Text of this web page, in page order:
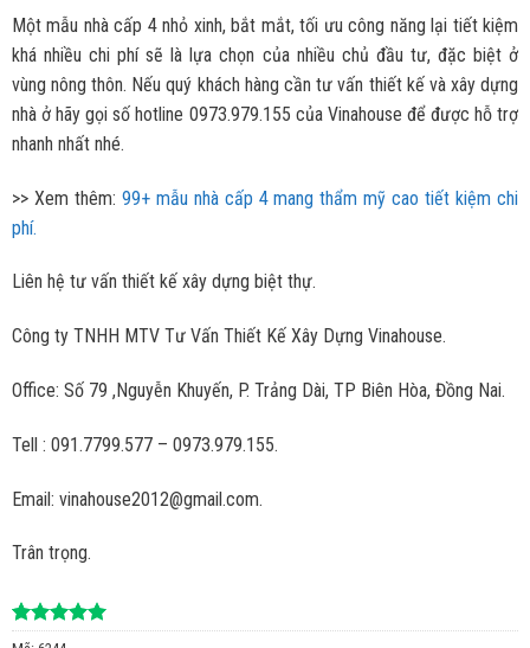
Một mẫu nhà cấp 4 nhỏ xinh, bắt mắt, tối ưu công năng lại tiết kiệm
khá nhiều chi phí sẽ là lựa chọn của nhiều chủ đầu tư, đặc biệt ở
vùng nông thôn. Nếu quý khách hàng cần tư vấn thiết kế và xây dựng
nhà ở hãy gọi số hotline 0973.979.155 của Vinahouse để được hỗ trợ
nhanh nhất nhé.
>> Xem thêm: 99+ mẫu nhà cấp 4 mang thẩm mỹ cao tiết kiệm chi
phí.
Liên hệ tư vấn thiết kế xây dựng biệt thự.
Công ty TNHH MTV Tư Vấn Thiết Kế Xây Dựng Vinahouse.
Office: Số 79 ,Nguyễn Khuyến, P. Trảng Dài, TP Biên Hòa, Đồng Nai.
Tell : 091.7799.577 – 0973.979.155.
Email: vinahouse2012@gmail.com.
Trân trọng.
5.00trên 5
2